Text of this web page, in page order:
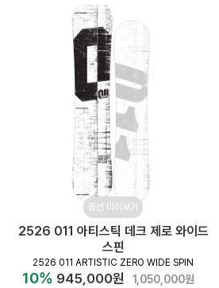
옵션 미리보기
2526 011 아티스틱 데크 제로 와이드
스핀
2526 011 ARTISTIC ZERO WIDE SPIN
10% 945,000원 1,050,000원